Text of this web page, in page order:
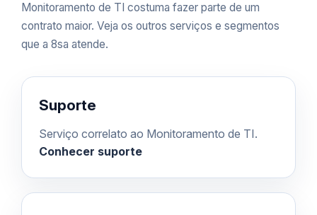
Monitoramento de TI costuma fazer parte de um
contrato maior. Veja os outros serviços e segmentos
que a 8sa atende.
Suporte
Serviço correlato ao Monitoramento de TI.
Conhecer suporte